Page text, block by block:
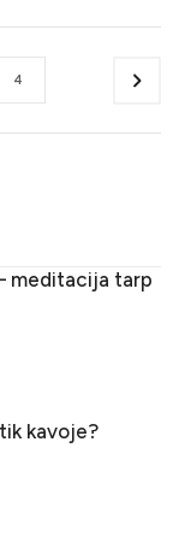
4
meditacija tarp
kavoje?